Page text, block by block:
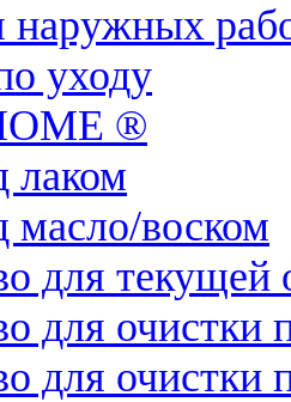
наружных
уходу
®
лаком
масло/воском
для текущей
для очистки
для очистки